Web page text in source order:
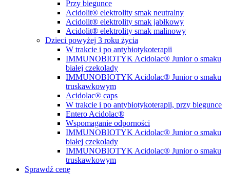
Przy biegunce
Acidolit® elektrolity smak neutralny
Acidolit® elektrolity smak jabłkowy
Acidolit® elektrolity smak malinowy
Dzieci powyżej 3 roku życia
W trakcie i po antybiotykoterapii
IMMUNOBIOTYK Acidolac® Junior o smaku
białej czekolady
IMMUNOBIOTYK Acidolac® Junior o smaku
truskawkowym
Acidolac® caps
W trakcie i po antybiotykoterapii, przy biegunce
Entero Acidolac®
Wspomaganie odporności
IMMUNOBIOTYK Acidolac® Junior o smaku
białej czekolady
IMMUNOBIOTYK Acidolac® Junior o smaku
truskawkowym
Sprawdź cenę